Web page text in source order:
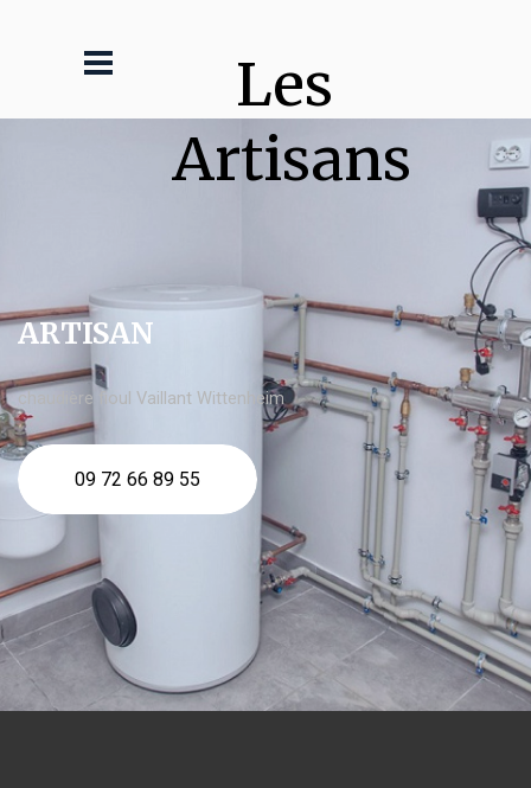
Les
Artisans
ARTISAN
chaudière fioul Vaillant Wittenheim
09 72 66 89 55